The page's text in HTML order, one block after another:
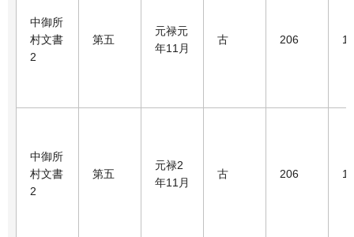
中御所
村文書
2
第五
元禄元
年11月
古 206 1
中御所
村文書
2
第五
元禄2
年11月
古 206 1